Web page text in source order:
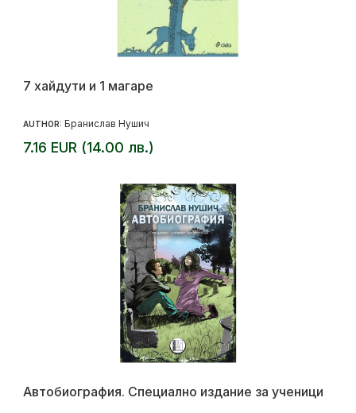
7 хайдути и 1 магаре
AUTHOR: Бранислав Нушич
7.16 EUR (14.00 лв.)
Автобиография. Специално издание за ученици